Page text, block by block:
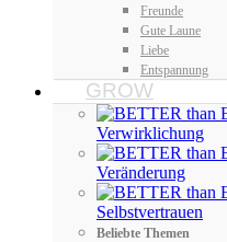
Freunde
Gute Laune
Liebe
Entspannung
GROW
Verwirklichung
Veränderung
Selbstvertrauen
Beliebte Themen